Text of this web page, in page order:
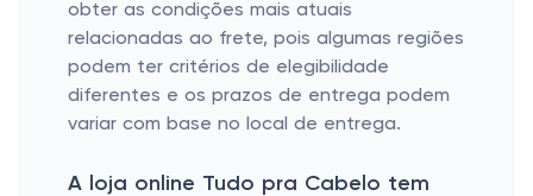
obter as condições mais atuais
relacionadas ao frete, pois algumas regiões
podem ter critérios de elegibilidade
diferentes e os prazos de entrega podem
variar com base no local de entrega.
A loja online Tudo pra Cabelo tem